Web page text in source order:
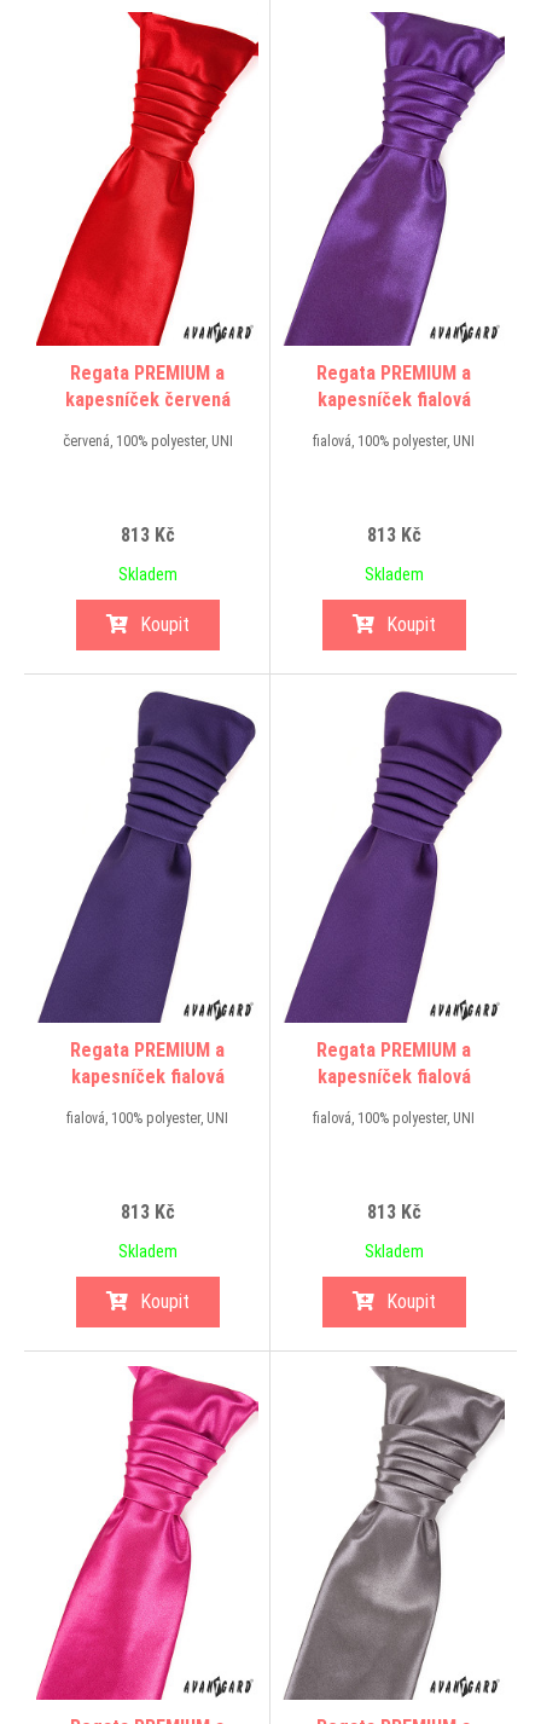
Regata PREMIUM a
kapesníček červená
červená, 100% polyester, UNI
813 Kč
Skladem
Koupit
Regata PREMIUM a
kapesníček fialová
fialová, 100% polyester, UNI
813 Kč
Skladem
Koupit
Regata PREMIUM a
kapesníček fialová
fialová, 100% polyester, UNI
813 Kč
Skladem
Koupit
Regata PREMIUM a
kapesníček fialová
fialová, 100% polyester, UNI
813 Kč
Skladem
Koupit